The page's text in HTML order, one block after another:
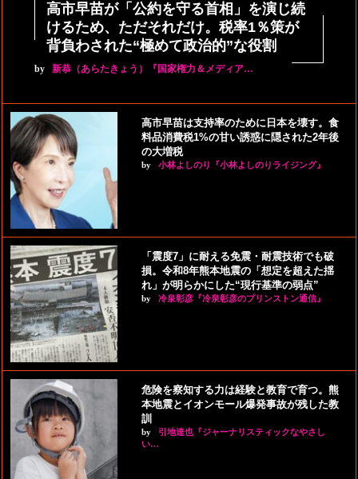
高市早苗が「公約を守る首相」を演じ続
けるため、ただそれだけ。税率1％策が
背負わされた“極めて政治的”な役割
by 新恭（あらたきょう）『国家権力＆メディア…
高市早苗は支持率のために日本を壊す。食
料品消費税1%の甘い誘惑に隠された2年後
の大増税
by 小林よしのり『小林よしのりライジング』
「震度7」に耐える免震・耐震技術でも破
損。令和8年熊本地震の「想定を超えた揺
れ」が明らかにした“現行基準の弱点”
by 冷泉彰彦『冷泉彰彦のプリンストン通信』
危険を察知する力は経験と教育で育つ。熊
本地震とイオンモール爆発事故が残した教
訓
by
引地達也『ジャーナリスティックなやさし
い…